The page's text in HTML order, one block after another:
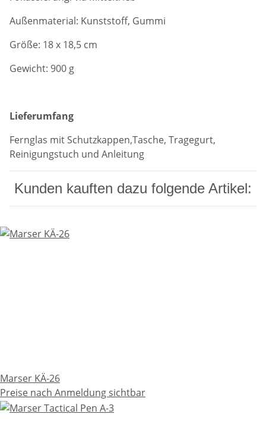
Außenmaterial: Kunststoff, Gummi
Größe: 18 x 18,5 cm
Gewicht: 900 g
Lieferumfang
Fernglas mit Schutzkappen,Tasche, Tragegurt,
Reinigungstuch und Anleitung
Kunden kauften dazu folgende Artikel:
Marser KÄ-26
Preise nach Anmeldung sichtbar